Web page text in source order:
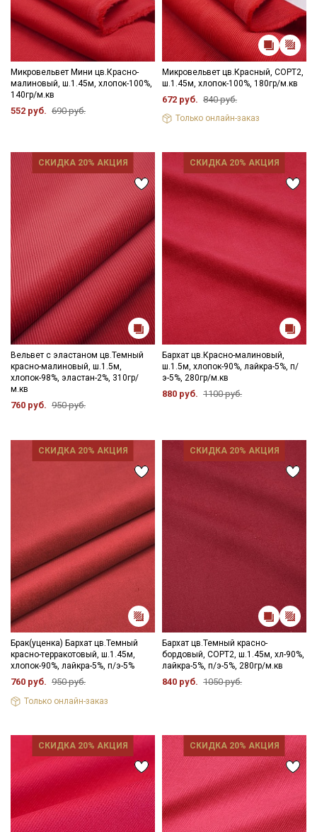
Микровельвет Мини цв.Красно-
малиновый, ш.1.45м, хлопок-100%,
140гр/м.кв
552 руб. 690 руб.
Микровельвет цв.Красный, СОРТ2,
ш.1.45м, хлопок-100%, 180гр/м.кв
672 руб. 840 руб.
Только онлайн-заказ
СКИДКА 20% АКЦИЯ
Вельвет с эластаном цв.Темный
красно-малиновый, ш.1.5м,
хлопок-98%, эластан-2%, 310гр/
м.кв
760 руб. 950 руб.
СКИДКА 20% АКЦИЯ
Бархат цв.Красно-малиновый,
ш.1.5м, хлопок-90%, лайкра-5%, п/
э-5%, 280гр/м.кв
880 руб. 1100 руб.
СКИДКА 20% АКЦИЯ
Брак(уценка) Бархат цв.Темный
красно-терракотовый, ш.1.45м,
хлопок-90%, лайкра-5%, п/э-5%
760 руб. 950 руб.
Только онлайн-заказ
СКИДКА 20% АКЦИЯ
Бархат цв.Темный красно-
бордовый, СОРТ2, ш.1.45м, хл-90%,
лайкра-5%, п/э-5%, 280гр/м.кв
840 руб. 1050 руб.
СКИДКА 20% АКЦИЯ СКИДКА 20% АКЦИЯ